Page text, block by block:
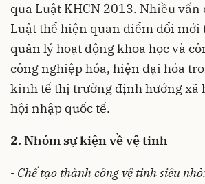
qua Luật KHCN 2013. Nhiều
Luật thể hiện quan điểm đổi mới
quản lý hoạt động khoa học và
công nghiệp hóa, hiện đại hóa
kinh tế thị trường định hướng xã
hội nhập quốc tế.
2. Nhóm sự kiện về vệ tinh
- Chế tạo thành công vệ tinh siêu